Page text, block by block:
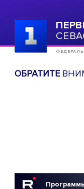
ОБРАТИТЕ